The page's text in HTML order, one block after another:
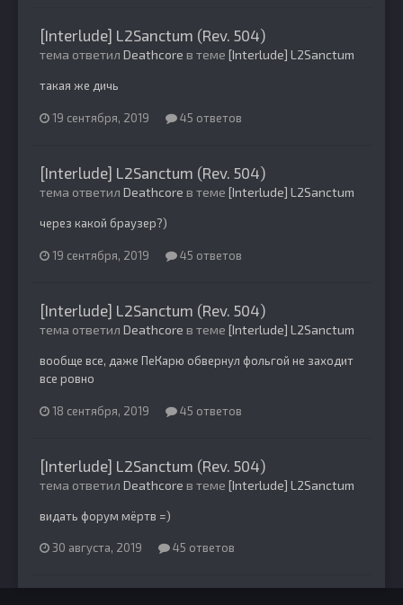
[Interlude] L2Sanctum (Rev. 504)
тема ответил Deathcore в теме [Interlude] L2Sanctum
такая же дичь
19 сентября, 2019 45 ответов
[Interlude] L2Sanctum (Rev. 504)
тема ответил Deathcore в теме [Interlude] L2Sanctum
через какой браузер?)
19 сентября, 2019 45 ответов
[Interlude] L2Sanctum (Rev. 504)
тема ответил Deathcore в теме [Interlude] L2Sanctum
вообще все, даже ПеКарю обвернул фольгой не заходит
все ровно
18 сентября, 2019 45 ответов
[Interlude] L2Sanctum (Rev. 504)
тема ответил Deathcore в теме [Interlude] L2Sanctum
видать форум мёртв =)
30 августа, 2019 45 ответов